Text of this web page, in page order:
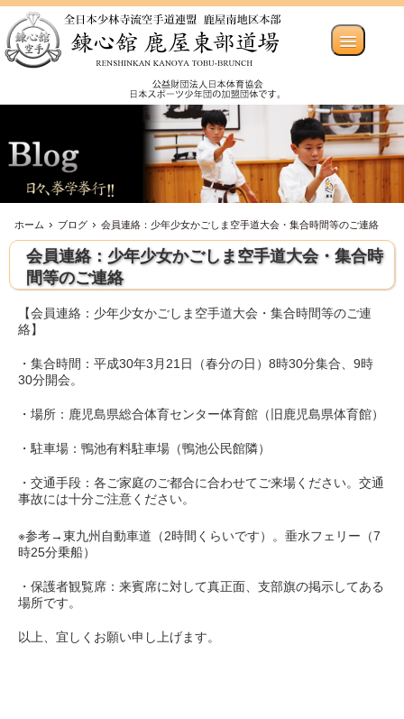
ホーム ブログ 会員連絡：少年少女かごしま空手道大会・集合時間等のご連絡
会員連絡：少年少女かごしま空手道大会・集合時
間等のご連絡
【会員連絡：少年少女かごしま空手道大会・集合時間等のご連
絡】
・集合時間：平成30年3月21日（春分の日）8時30分集合、9時
30分開会。
・場所：鹿児島県総合体育センター体育館（旧鹿児島県体育館）
・駐車場：鴨池有料駐車場（鴨池公民館隣）
・交通手段：各ご家庭のご都合に合わせてご来場ください。交通
事故には十分ご注意ください。
※参考→東九州自動車道（2時間くらいです）。垂水フェリー（7
時25分乗船）
・保護者観覧席：来賓席に対して真正面、支部旗の掲示してある
場所です。
以上、宜しくお願い申し上げます。